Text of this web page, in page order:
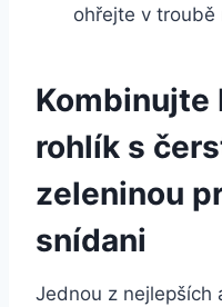
ohřejte v troubě
Kombinujte
rohlík s
zeleninou
snídani
Jednou z nejlepších